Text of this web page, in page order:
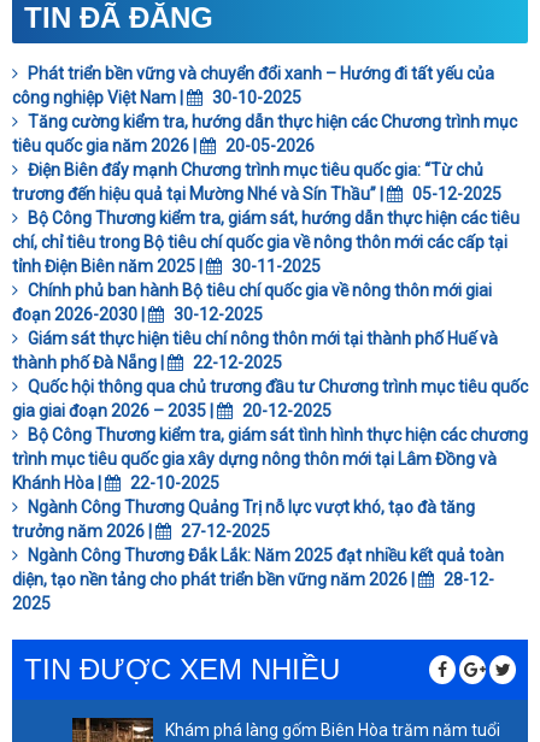
TIN ĐÃ ĐĂNG
Phát triển bền vững và chuyển đổi xanh – Hướng đi tất yếu của
công nghiệp Việt Nam |
30-10-2025
Tăng cường kiểm tra, hướng dẫn thực hiện các Chương trình mục
tiêu quốc gia năm 2026 |
20-05-2026
Điện Biên đẩy mạnh Chương trình mục tiêu quốc gia: “Từ chủ
trương đến hiệu quả tại Mường Nhé và Sín Thầu” |
05-12-2025
Bộ Công Thương kiểm tra, giám sát, hướng dẫn thực hiện các tiêu
chí, chỉ tiêu trong Bộ tiêu chí quốc gia về nông thôn mới các cấp tại
tỉnh Điện Biên năm 2025 |
30-11-2025
Chính phủ ban hành Bộ tiêu chí quốc gia về nông thôn mới giai
đoạn 2026-2030 |
30-12-2025
Giám sát thực hiện tiêu chí nông thôn mới tại thành phố Huế và
thành phố Đà Nẵng |
22-12-2025
Quốc hội thông qua chủ trương đầu tư Chương trình mục tiêu quốc
gia giai đoạn 2026 – 2035 |
20-12-2025
Bộ Công Thương kiểm tra, giám sát tình hình thực hiện các chương
trình mục tiêu quốc gia xây dựng nông thôn mới tại Lâm Đồng và
Khánh Hòa |
22-10-2025
Ngành Công Thương Quảng Trị nỗ lực vượt khó, tạo đà tăng
trưởng năm 2026 |
27-12-2025
Ngành Công Thương Đắk Lắk: Năm 2025 đạt nhiều kết quả toàn
diện, tạo nền tảng cho phát triển bền vững năm 2026 |
28-12-
2025
TIN ĐƯỢC XEM NHIỀU
Khám phá làng gốm Biên Hòa trăm năm tuổi